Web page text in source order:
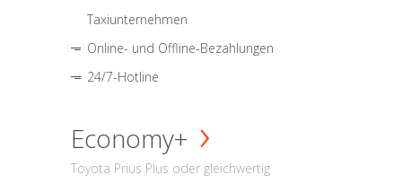
Taxiunternehmen
Online- und Offline-Bezahlungen
24/7-Hotline
Economy+
Toyota Prius Plus oder gleichwertig